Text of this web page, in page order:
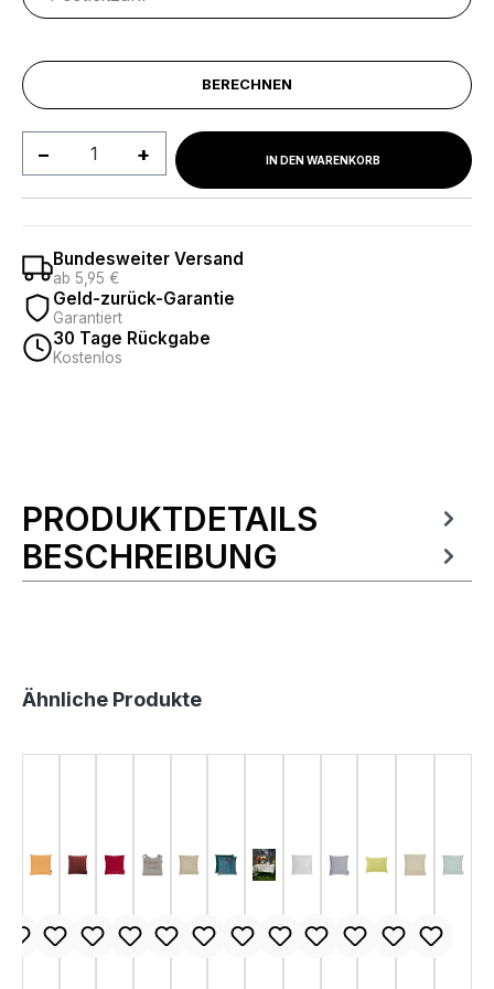
BERECHNEN
Produkt Anzahl: Gib denIN DEN WARENKORB
Bundesweiter Versand
ab 5,95 €
Geld-zurück-Garantie
Garantiert
30 Tage Rückgabe
Kostenlos
Produktinformationen
PRODUKTDETAILS
BESCHREIBUNG
Produktgalerie überspringen
Ähnliche Produkte